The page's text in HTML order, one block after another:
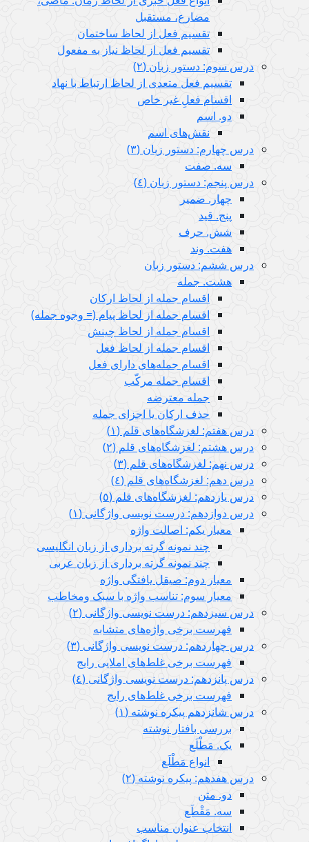
مضارع، مستقبل
تقسیم فعل از لحاظ ساختمان
تقسیم فعل از لحاظ نیاز به مفعول
درس سوم: دستور زبان (٢)
تقسیم فعل متعدی از لحاظ ارتباط با نهاد
اقسام فعلِ غیر خاص
دو. اسم
نقش‌های اسم
درس چهارم: دستور زبان (٣)
سه. صفت
درس پنجم: دستور زبان (٤)
چهار. ضمیر
پنج. قید
شش. حرف
هفت. وند
درس ششم: دستور زبان
هشت. جمله
اقسام جمله از لحاظ ارکان
اقسام جمله از لحاظ پیام (= وجوه جمله)
اقسام جمله از لحاظ چینش
اقسام جمله از لحاظ فعل
اقسام جمله‌های دارای فعل
اقسام جمله مرکّب
جمله معترضه
حذف ارکان یا اجزای جمله
درس هفتم: لغزشگاه‌های قلم (١)
درس هشتم: لغزشگاه‌های قلم (٢)
درس نهم: لغزشگاه‌های قلم (٣)
درس دهم: لغزشگاه‌های قلم (٤)
درس یازدهم: لغزشگاه‌های قلم (٥)
درس دوازدهم: درست نویسی واژگانی (١)
معیار یکم: اصالت واژه
چند نمونه گرته برداری از زبان انگلیسی
چند نمونه گرته برداری از زبان عربی
معیار دوم: صيقل يافتگی واژه
معیار سوم: تناسب واژه با سبک ومخاطب
درس سیزدهم: درست نویسی واژگانی (٢)
فهرست برخی واژه‌های متشابه
درس چهاردهم: درست نویسی واژگانی (٣)
فهرست برخی غلط‌های املایی رایج
درس پانزدهم: درست نویسی واژگانی (٤)
فهرست برخی غلط‌های رایج
درس شانزدهم پیکره نوشته (١)
بررسی بافتار نوشته
یک. مَطْلَع
انواع مَطْلَع
درس هفدهم: پیکره نوشته (٢)
دو. متن
سه. مَقْطَع
انتخاب عنوان مناسب